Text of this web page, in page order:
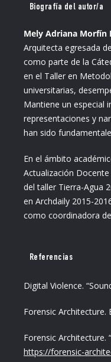
Biografía del autor/a
Mely Adriana Morfín
Arquitecta egresada
como parte de la
en el Taller en
universitarias,
Mantiene un especial
representaciones y
han sido
En el ámbito
Actualización
del taller Tierra-Agua
en Archdaily 2015-
como coordinadora
Referencias
Digital Violence.
Forensic Architecture.
Forensic Architecture.
https://forensic-